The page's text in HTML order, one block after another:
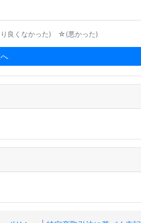
くなかった) ☆(悪かった)